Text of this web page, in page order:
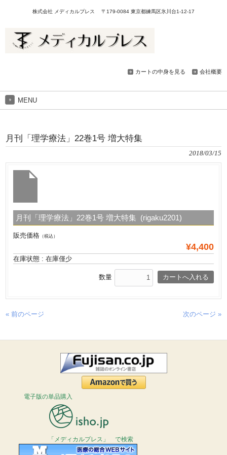
株式会社 メディカルプレス 〒179-0084 東京都練馬区氷川台1-12-17
カートの中身を見る 会社概要
MENU
月刊「理学療法」22巻1号 増大特集
2018/03/15
月刊「理学療法」22巻1号 増大特集 (rigaku2201)
販売価格 （税込）
¥4,400
在庫状態 : 在庫僅少
数量
« 前のページ 次のページ »
電子版の単品購入
「メディカルプレス」 で検索